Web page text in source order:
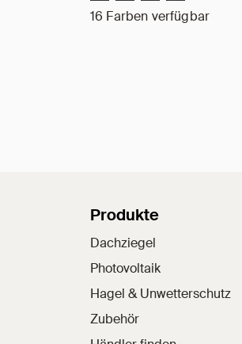
16 Farben verfügbar
Sitemap
Produkte
Dachziegel
Photovoltaik
Hagel & Unwetterschutz
Zubehör